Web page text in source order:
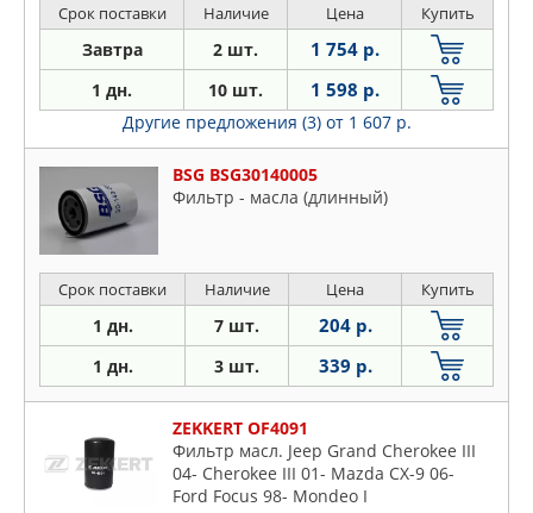
Срок поставки Наличие Цена Купить
Завтра 2 шт. 1 754 р.
1 дн. 10 шт. 1 598 р.
Другие предложения (3) от 1 607 р.
BSG BSG30140005
Фильтр - масла (длинный)
Срок поставки Наличие Цена Купить
1 дн. 7 шт. 204 р.
1 дн. 3 шт. 339 р.
ZEKKERT OF4091
Фильтр масл. Jeep Grand Cherokee III
04- Cherokee III 01- Mazda CX-9 06-
Ford Focus 98- Mondeo I